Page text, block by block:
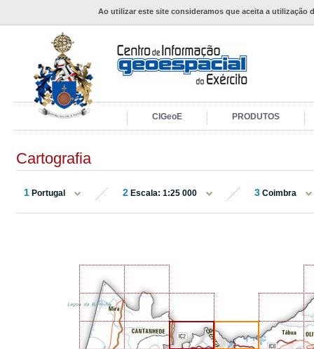
Ao utilizar este site consideramos que aceita a utilização
CIGeoE PRODUTOS
Cartografia
1 Portugal 2 Escala: 1:25 000 3 Coimbra